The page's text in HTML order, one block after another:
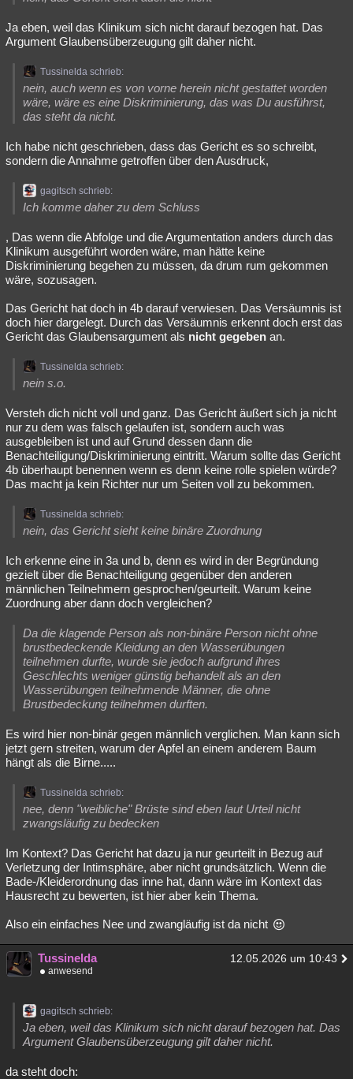
Ja eben, weil das Klinikum sich nicht darauf bezogen hat. Das
Argument Glaubensüberzeugung gilt daher nicht.
Tussinelda schrieb:
nein, auch wenn es von vorne herein nicht gestattet worden
wäre, wäre es eine Diskriminierung, das was Du ausführst,
das steht da nicht.
Ich habe nicht geschrieben, dass das Gericht es so schreibt,
sondern die Annahme getroffen über den Ausdruck,
gagitsch schrieb:
Ich komme daher zu dem Schluss
, Das wenn die Abfolge und die Argumentation anders durch das
Klinikum ausgeführt worden wäre, man hätte keine
Diskriminierung begehen zu müssen, da drum rum gekommen
wäre, sozusagen.
Das Gericht hat doch in 4b darauf verwiesen. Das Versäumnis ist
doch hier dargelegt. Durch das Versäumnis erkennt doch erst das
Gericht das Glaubensargument als nicht gegeben an.
Tussinelda schrieb:
nein s.o.
Versteh dich nicht voll und ganz. Das Gericht äußert sich ja nicht
nur zu dem was falsch gelaufen ist, sondern auch was
ausgebleiben ist und auf Grund dessen dann die
Benachteiligung/Diskriminierung eintritt. Warum sollte das Gericht
4b überhaupt benennen wenn es denn keine rolle spielen würde?
Das macht ja kein Richter nur um Seiten voll zu bekommen.
Tussinelda schrieb:
nein, das Gericht sieht keine binäre Zuordnung
Ich erkenne eine in 3a und b, denn es wird in der Begründung
gezielt über die Benachteiligung gegenüber den anderen
männlichen Teilnehmern gesprochen/geurteilt. Warum keine
Zuordnung aber dann doch vergleichen?
Da die klagende Person als non-binäre Person nicht ohne
brustbedeckende Kleidung an den Wasserübungen
teilnehmen durfte, wurde sie jedoch aufgrund ihres
Geschlechts weniger günstig behandelt als an den
Wasserübungen teilnehmende Männer, die ohne
Brustbedeckung teilnehmen durften.
Es wird hier non-binär gegen männlich verglichen. Man kann sich
jetzt gern streiten, warum der Apfel an einem anderem Baum
hängt als die Birne.....
Tussinelda schrieb:
nee, denn "weibliche" Brüste sind eben laut Urteil nicht
zwangsläufig zu bedecken
Im Kontext? Das Gericht hat dazu ja nur geurteilt in Bezug auf
Verletzung der Intimsphäre, aber nicht grundsätzlich. Wenn die
Bade-/Kleiderordnung das inne hat, dann wäre im Kontext das
Hausrecht zu bewerten, ist hier aber kein Thema.
Also ein einfaches Nee und zwangläufig ist da nicht
Tussinelda 12.05.2026 um 10:43
anwesend
gagitsch schrieb:
Ja eben, weil das Klinikum sich nicht darauf bezogen hat. Das
Argument Glaubensüberzeugung gilt daher nicht.
da steht doch: